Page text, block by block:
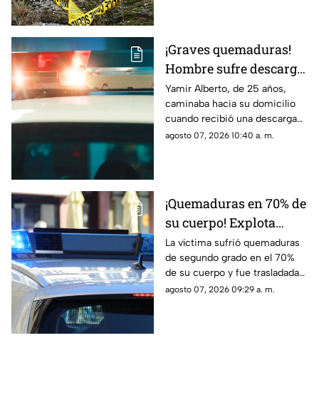
¡Graves quemaduras!
Hombre sufre descarga
eléctrica por pisar
cable expuesto en
banqueta de Ciudad
Juárez
Yamir Alberto, de 25 años,
caminaba hacia su domicilio
cuando recibió una descarga
eléctrica; fue trasladado de
agosto 07, 2026 10:40 a. m.
¡Quemaduras en 70% de
su cuerpo! Explota
tanque de gas en
Parajes del Sur y deja a
una persona grave
La víctima sufrió quemaduras
de segundo grado en el 70%
de su cuerpo y fue trasladada
de urgencia al Hospital General
agosto 07, 2026 09:29 a. m.